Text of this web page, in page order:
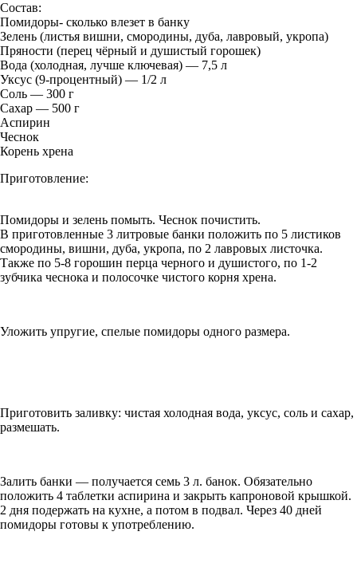
Состав:
Помидоры- сколько влезет в банку
Зелень (листья вишни, смородины, дуба, лавровый, укропа)
Пряности (перец чёрный и душистый горошек)
Вода (холодная, лучше ключевая) — 7,5 л
Уксус (9-процентный) — 1/2 л
Соль — 300 г
Сахар — 500 г
Аспирин
Чеснок
Корень хрена
Приготовление:
Помидоры и зелень помыть. Чеснок почистить.
В приготовленные 3 литровые банки положить по 5 листиков
смородины, вишни, дуба, укропа, по 2 лавровых листочка.
Также по 5-8 горошин перца чeрного и душистого, по 1-2
зубчика чеснока и полосочке чистого корня хрена.
Уложить упругие, спелые помидоры одного размера.
Приготовить заливку: чистая холодная вода, уксус, соль и сахар,
размешать.
Залить банки — получается семь 3 л. банок. Обязательно
положить 4 таблетки аспирина и закрыть капроновой крышкой.
2 дня подержать на кухне, а потом в подвал. Через 40 дней
помидоры готовы к употреблению.